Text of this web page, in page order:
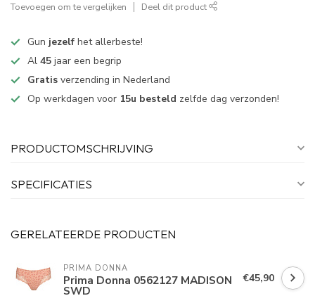
Toevoegen om te vergelijken Deel dit product
Gun jezelf het allerbeste!
Al 45 jaar een begrip
Gratis verzending in Nederland
Op werkdagen voor 15u besteld zelfde dag verzonden!
PRODUCTOMSCHRIJVING
SPECIFICATIES
GERELATEERDE PRODUCTEN
PRIMA DONNA
Prima Donna 0562127 MADISON
SWD
€45,90